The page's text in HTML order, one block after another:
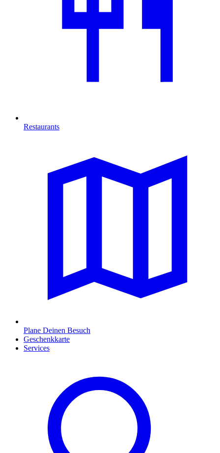
Restaurants
Plane Deinen Besuch
Geschenkkarte
Services